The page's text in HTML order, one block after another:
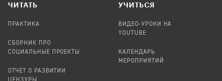
ЧИТАТЬ
ПРАКТИКА
СБОРНИК ПРО
СОЦИАЛЬНЫЕ ПРОЕКТЫ
ОТЧЕТ О РАЗВИТИИ
ЦЕНЗУРЫ
УЧИТЬСЯ
ВИДЕО-УРОКИ НА
YOUTUBE
КАЛЕНДАРЬ
МЕРОПРИЯТИЙ